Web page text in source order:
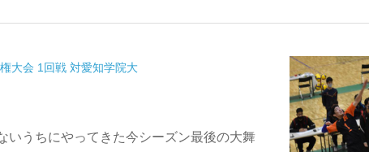
大会 1回戦 対愛知学院大
いうちにやってきた今シーズン最後の大舞